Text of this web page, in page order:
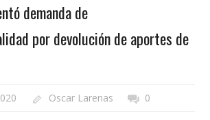
demanda de
por devolución de aportes de
Oscar Larenas 0